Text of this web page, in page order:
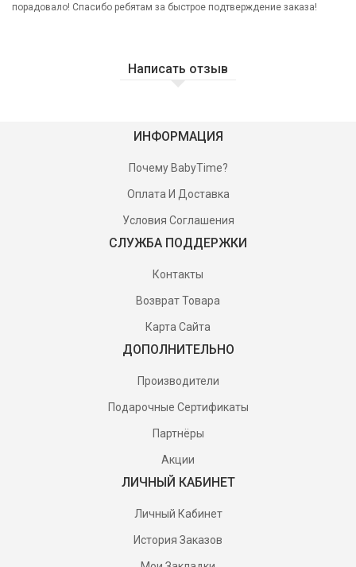
порадовало! Спасибо ребятам за быстрое подтверждение заказа!
Написать отзыв
ИНФОРМАЦИЯ
Почему BabyTime?
Оплата И Доставка
Условия Соглашения
СЛУЖБА ПОДДЕРЖКИ
Контакты
Возврат Товара
Карта Сайта
ДОПОЛНИТЕЛЬНО
Производители
Подарочные Сертификаты
Партнёры
Акции
ЛИЧНЫЙ КАБИНЕТ
Личный Кабинет
История Заказов